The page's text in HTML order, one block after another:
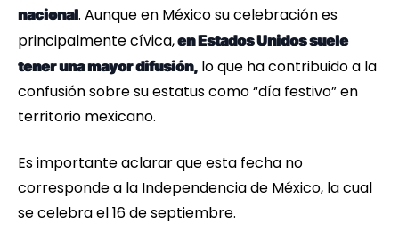
nacional. Aunque en México su celebración es
principalmente cívica,en Estados Unidos suele
tener una mayor difusión, lo que ha contribuido a la
confusión sobre su estatus como “día festivo” en
territorio mexicano.
Es importante aclarar que esta fecha no
corresponde a la Independencia de México, la cual
se celebra el 16 de septiembre.